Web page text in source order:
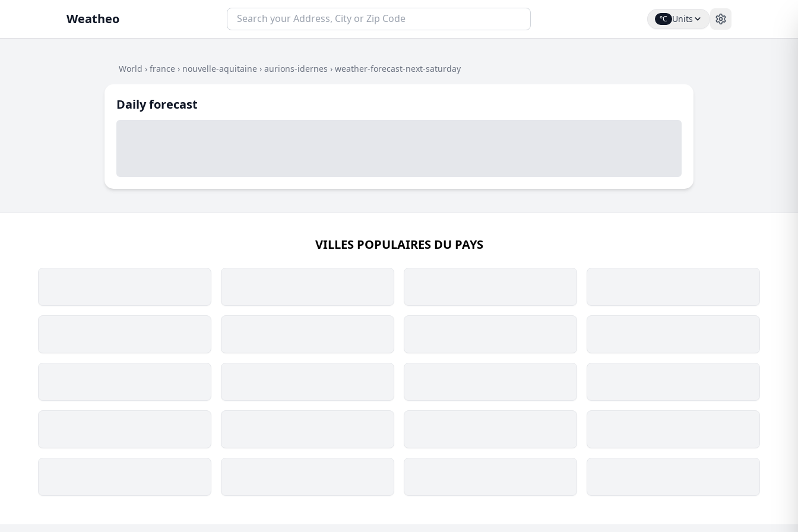
Weatheo °C Units
World › france › nouvelle-aquitaine › aurions-idernes › weather-forecast-next-saturday
Daily forecast
VILLES POPULAIRES DU PAYS